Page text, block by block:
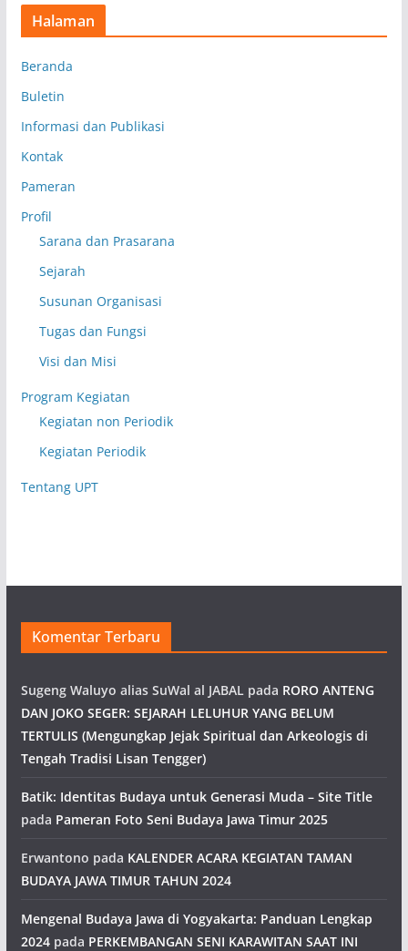
Halaman
Beranda
Buletin
Informasi dan Publikasi
Kontak
Pameran
Profil
Sarana dan Prasarana
Sejarah
Susunan Organisasi
Tugas dan Fungsi
Visi dan Misi
Program Kegiatan
Kegiatan non Periodik
Kegiatan Periodik
Tentang UPT
Komentar Terbaru
Sugeng Waluyo alias SuWal al JABAL pada RORO ANTENG
DAN JOKO SEGER: SEJARAH LELUHUR YANG BELUM
TERTULIS (Mengungkap Jejak Spiritual dan Arkeologis di
Tengah Tradisi Lisan Tengger)
Batik: Identitas Budaya untuk Generasi Muda – Site Title
pada Pameran Foto Seni Budaya Jawa Timur 2025
Erwantono pada KALENDER ACARA KEGIATAN TAMAN
BUDAYA JAWA TIMUR TAHUN 2024
Mengenal Budaya Jawa di Yogyakarta: Panduan Lengkap
2024pada PERKEMBANGAN SENI KARAWITAN SAAT INI